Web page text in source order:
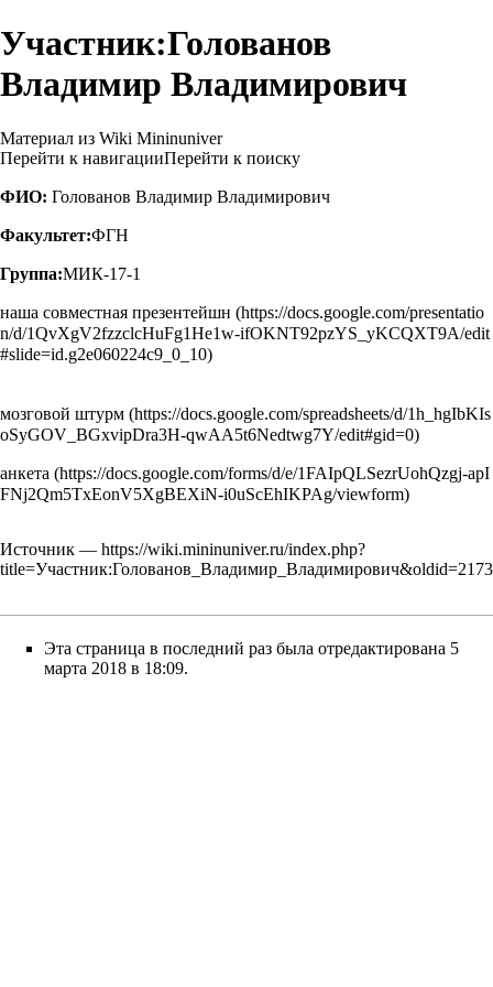
Участник:Голованов
Владимир Владимирович
Материал из Wiki Mininuniver
Перейти к навигацииПерейти к поиску
ФИО: Голованов Владимир Владимирович
Факультет:ФГН
Группа:МИК-17-1
наша совместная презентейшн
мозговой штурм
анкета
Источник — https://wiki.mininuniver.ru/index.php?
Эта страница в последний раз была отредактирована 5
марта 2018 в 18:09.